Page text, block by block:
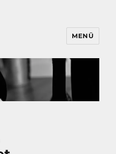
MENÜ